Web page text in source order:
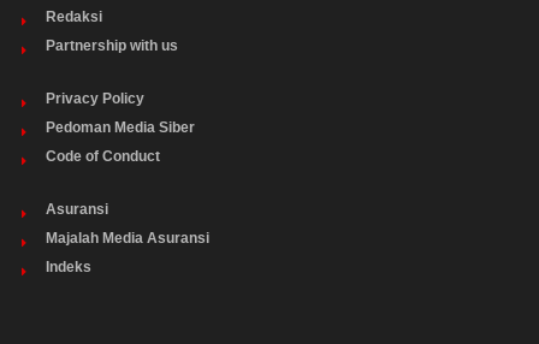
Redaksi
Partnership with us
Privacy Policy
Pedoman Media Siber
Code of Conduct
Asuransi
Majalah Media Asuransi
Indeks